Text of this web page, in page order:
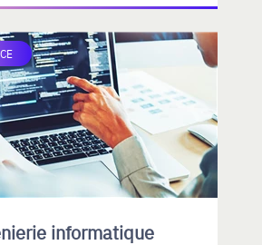
informatique